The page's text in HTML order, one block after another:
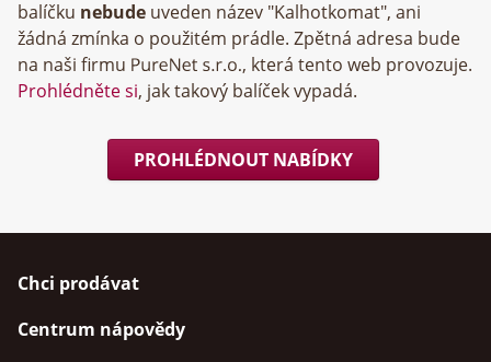
balíčku nebude uveden název "Kalhotkomat", ani
žádná zmínka o použitém prádle. Zpětná adresa bude
na naši firmu
, která tento web provozuje.
Prohlédněte si, jak takový balíček vypadá.
PROHLÉDNOUT NABÍDKY
Chci prodávat
Centrum nápovědy